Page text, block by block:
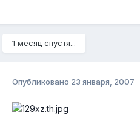
1 месяц спустя...
Опубликовано 23 января, 2007